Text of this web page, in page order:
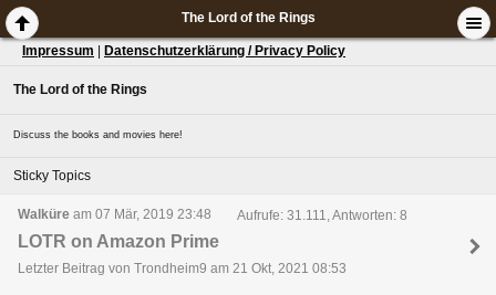
The Lord of the Rings
Impressum Datenschutzerklärung / Privacy Policy
The Lord of the Rings
Discuss the books and movies here!
Sticky Topics
Walküre am 07 Mär, 2019 23:48 Aufrufe: 31.111, Antworten: 8
LOTR on Amazon Prime
Letzter Beitrag von Trondheim9 am 21 Okt, 2021 08:53